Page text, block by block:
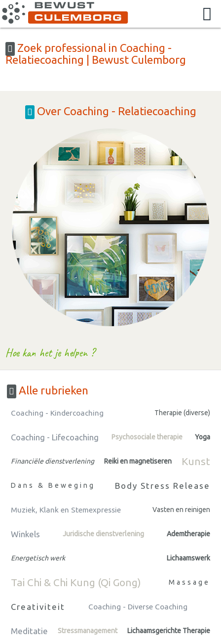
Zoek professional in Coaching -
Relatiecoaching | Bewust Culemborg
Over Coaching - Relatiecoaching
Hoe kan het je helpen ?
Alle rubrieken
Coaching - Kindercoaching Therapie (diverse)
Coaching - Lifecoaching Psychosociale therapie Yoga
Financiële dienstverlening Reiki en magnetiseren Kunst
Dans & Beweging Body Stress Release
Muziek, Klank en Stemexpressie Vasten en reinigen
Winkels Juridische dienstverlening Ademtherapie
Energetisch werk Lichaamswerk
Tai Chi & Chi Kung (Qi Gong) Massage
Creativiteit Coaching - Diverse Coaching
Meditatie Stressmanagement Lichaamsgerichte Therapie